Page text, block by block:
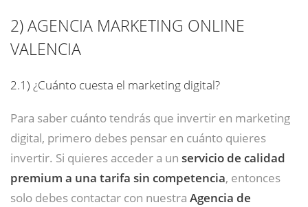
2)AGENCIA MARKETING ONLINE
VALENCIA
2.1) ¿Cuánto cuesta el marketing digital?
Para saber cuánto tendrás que invertir en marketing
digital, primero debes pensar en cuánto quieres
invertir. Si quieres acceder a un servicio de calidad
premium a una tarifa sin competencia, entonces
solo debes contactar con nuestra Agencia de